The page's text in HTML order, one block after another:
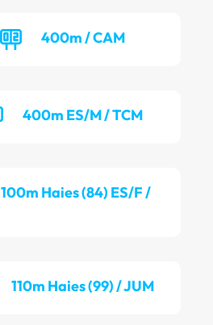
400m / CAM
400m ES/M / TCM
100m Haies (84) ES/F /
110m Haies (99) / JUM